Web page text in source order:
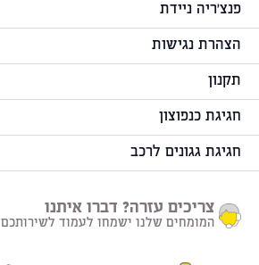
פנצ'ריה ניידת
הצהרת נגישות
תקנון
חגיגת כנפוצון
חגיגת גגונים לרכב
צריכים עזרה? דברו איתנו
המומחים שלנו ישמחו לעמוד לשירותכם